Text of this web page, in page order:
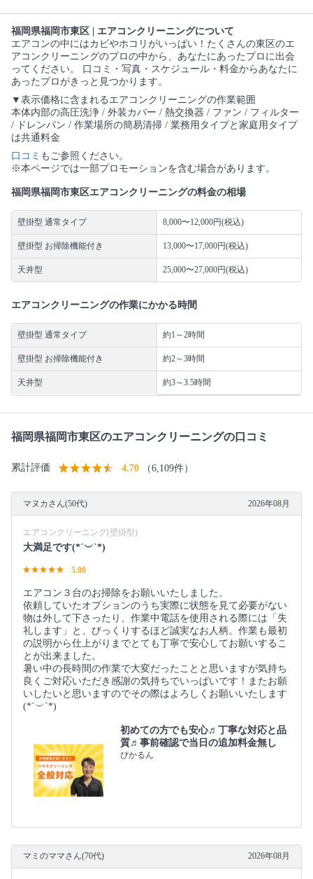
福岡県福岡市東区 | エアコンクリーニングについて
エアコンの中にはカビやホコリがいっぱい！たくさんの東区のエ
アコンクリーニングのプロの中から、あなたにあったプロに出会
ってください。 口コミ・写真・スケジュール・料金からあなたに
あったプロがきっと見つかります。
▼表示価格に含まれるエアコンクリーニングの作業範囲
本体内部の高圧洗浄 / 外装カバー / 熱交換器 / ファン / フィルター
/ ドレンパン / 作業場所の簡易清掃 / 業務用タイプと家庭用タイプ
は共通料金
口コミ もご参照ください。
※本ページでは一部プロモーションを含む場合があります。
福岡県福岡市東区エアコンクリーニングの料金の相場
壁掛型 通常タイプ 8,000〜12,000円(税込)
壁掛型 お掃除機能付き 13,000〜17,000円(税込)
天井型 25,000〜27,000円(税込)
エアコンクリーニングの作業にかかる時間
壁掛型 通常タイプ 約1～2時間
壁掛型 お掃除機能付き 約2～3時間
天井型 約3～3.5時間
福岡県福岡市東区のエアコンクリーニングの口コミ
累計評価 4.70 （6,109件）
マヌカさん(50代) 2026年08月
エアコンクリーニング(壁掛型)
大満足です(*´︶`*)
5.00
エアコン３台のお掃除をお願いいたしました。
依頼していたオプションのうち実際に状態を見て必要がない
物は外して下さったり、作業中電話を使用される際には「失
礼します」と、びっくりするほど誠実なお人柄。作業も最初
の説明から仕上がりまでとても丁寧で安心してお願いするこ
とが出来ました。
暑い中の長時間の作業で大変だったことと思いますが気持ち
良くご対応いただき感謝の気持ちでいっぱいです！またお願
いしたいと思いますのでその際はよろしくお願いいたします
(*´︶`*)
初めての方でも安心♬丁寧な対応と品
質♬事前確認で当日の追加料金無し
ぴかるん
マミのママさん(70代) 2026年08月